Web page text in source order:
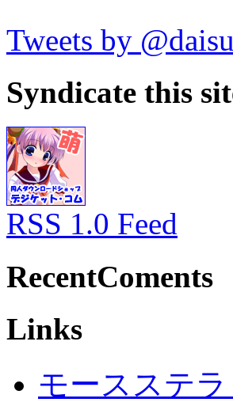
Tweets by
Syndicate this
RSS 1.0 Feed
RecentComents
Links
モースステ